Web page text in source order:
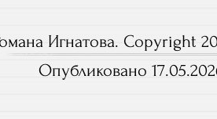
Игнатова. Copyright
Опубликовано